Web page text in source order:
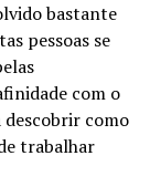
bastante
pessoas se
com o
descobrir como
trabalhar